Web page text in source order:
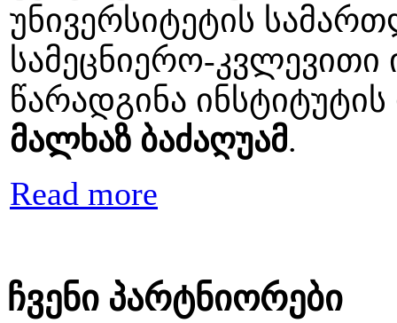
უნივერსიტეტის
სამეცნიერო-კვლევითი
წარადგინა
მალხაზ ბაძაღუამ.
Read more
ჩვენი პარტნიორები